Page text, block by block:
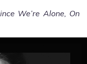
We’re Alone, On